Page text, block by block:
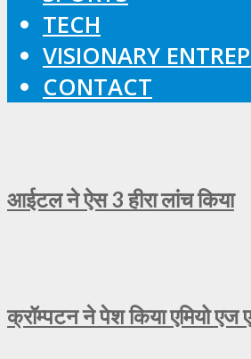
TECH
VISIONARY
CONTACT
आईटल ने ऐस 3 हीरा लांच किया
क्रॉम्पटन ने पेश किया एमियो एज